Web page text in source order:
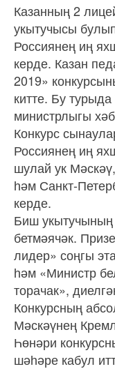
Казанның 2
укытучысы
Россиянең иң
керде. Казан
2019»
китте. Бу
министрлыгы
Конкурс
Россиянең иң
шулай ук
һәм Санкт-
керде.
Биш
бетмәячәк.
лидер» соңгы
һәм «Министр
торачак»,
Конкурсның
Мәскәүнең
Һөнәри
шәһәре кабул